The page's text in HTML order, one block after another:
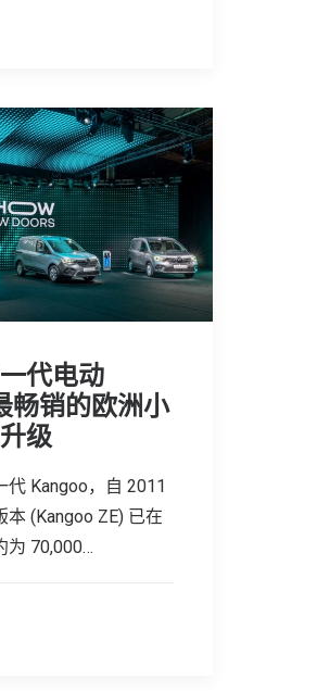
代电动
畅销的欧洲小
级
Kangoo，自 2011
(Kangoo ZE) 已在
为 70,000…